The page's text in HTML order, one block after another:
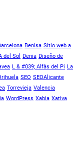
Benisa Sitio web a
del Sol Denia Diseño de
L & #039; Alfàs del Pi La
SEO SEOAlicante
Torrevieja Valencia
WordPress Xabia Xativa